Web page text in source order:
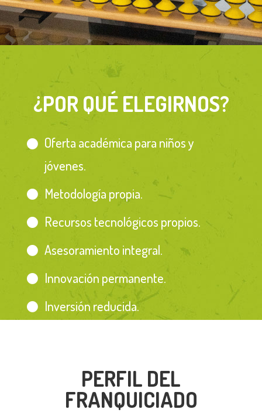
¿POR QUÉ ELEGIRNOS?
Oferta académica para niños y
jóvenes.
Metodología propia.
Recursos tecnológicos propios.
Asesoramiento integral.
Innovación permanente.
Inversión reducida.
PERFIL DEL
FRANQUICIADO